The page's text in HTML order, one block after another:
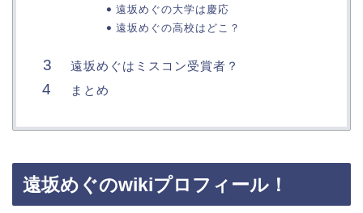
遠坂めぐの大学は慶応
遠坂めぐの高校はどこ？
遠坂めぐはミスコン受賞者？
まとめ
遠坂めぐのwikiプロフィール！